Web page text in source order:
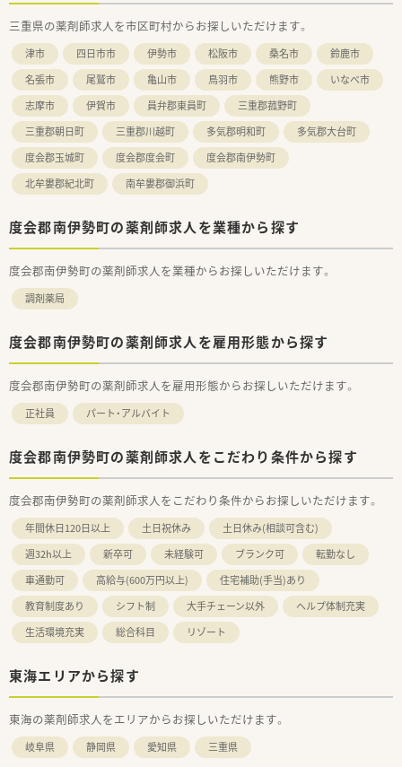
三重県の薬剤師求人を市区町村からお探しいただけます。
津市 四日市市 伊勢市 松阪市 桑名市
鈴鹿市
名張市
尾鷲市 亀山市 鳥羽市 熊野市
いなべ市
志摩市
伊賀市 員弁郡東員町
三重郡菰野町
三重郡朝日町
三重郡川越町 多気郡明和町
多気郡大台町
度会郡玉城町
度会郡度会町
度会郡南伊勢町
北牟婁郡紀北町
南牟婁郡御浜町
度会郡南伊勢町の薬剤師求人を業種から探す
度会郡南伊勢町の薬剤師求人を業種からお探しいただけます。
調剤薬局
度会郡南伊勢町の薬剤師求人を雇用形態から探す
度会郡南伊勢町の薬剤師求人を雇用形態からお探しいただけます。
正社員 パート・アルバイト
度会郡南伊勢町の薬剤師求人をこだわり条件から探す
度会郡南伊勢町の薬剤師求人をこだわり条件からお探しいただけます。
年間休日120日以上 土日祝休み
土日休み(相談可含む)
週32h以上
新卒可 未経験可 ブランク可
転勤なし
車通勤可
高給与(600万円以上)
住宅補助(手当)あり
教育制度あり
シフト制 大手チェーン以外
ヘルプ体制充実
生活環境充実
総合科目 リゾート
東海エリアから探す
東海の薬剤師求人をエリアからお探しいただけます。
岐阜県 静岡県 愛知県 三重県